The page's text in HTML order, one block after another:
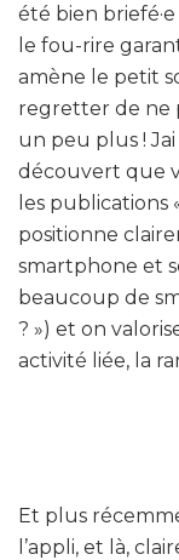
été bien briefé·e
le fou-rire
amène le petit
regretter de ne
un peu plus ! Jai
découvert que
les publications
positionne
smartphone et
beaucoup de
? ») et on
activité liée, la
Et plus
l’appli, et là,